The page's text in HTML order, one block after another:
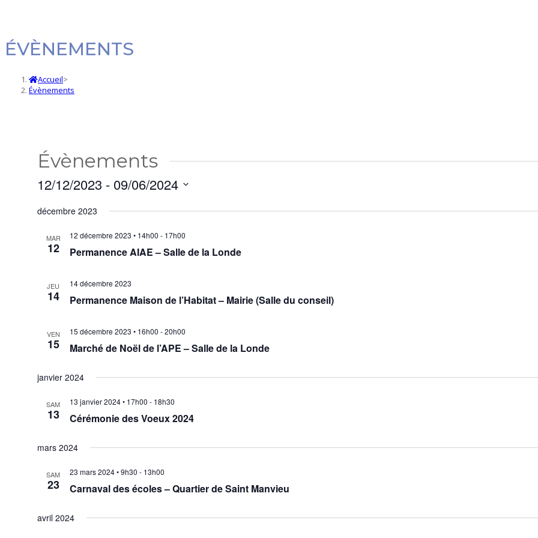
ÉVÈNEMENTS
Accueil>
Évènements
Évènements
12/12/2023 - 09/06/2024
une
décembre 2023
MAR
12 Permanence AIAE – Salle de la Londe
12 décembre 2023 • 14h00 - 17h00
JEU
14 Permanence Maison de l’Habitat – Mairie (Salle du conseil)
14 décembre 2023
VEN
15 Marché de Noël de l’APE – Salle de la Londe
15 décembre 2023 • 16h00 -20h00
janvier 2024
SAM
13 Cérémonie des Voeux 2024
13 janvier 2024 • 17h00 - 18h30
mars 2024
SAM
23 Carnaval des écoles – Quartier de Saint Manvieu
23 mars 2024 • 9h30 - 13h00
avril 2024